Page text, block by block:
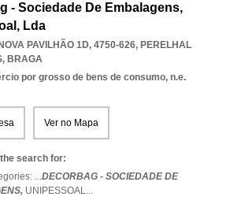
- Sociedade De Embalagens,
Lda
PAVILHÃO 1D, 4750-626, PERELHAL
, BRAGA
por grosso de bens de consumo, n.e.
Ver no Mapa
search for:
...DECORBAG - SOCIEDADE DE
UNIPESSOAL...